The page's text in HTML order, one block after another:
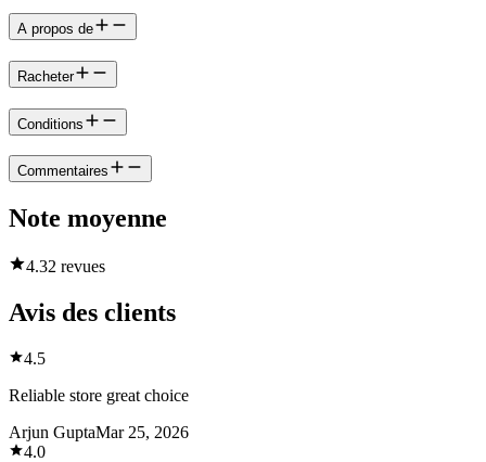
A propos de
Racheter
Conditions
Commentaires
Note moyenne
4.32 revues
Avis des clients
4.5
Reliable store great choice
Arjun GuptaMar 25, 2026
4.0